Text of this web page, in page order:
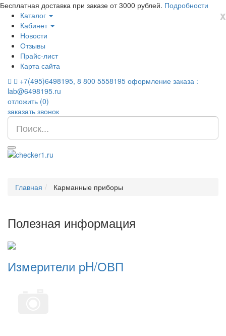
Бесплатная доставка при заказе от 3000 рублей. Подробности
x
Каталог
Кабинет
Новости
Отзывы
Прайс-лист
Карта сайта
+7(495)6498195, 8 800 5558195 оформление заказа :
lab@6498195.ru
отложить (0)
заказать звонок
Главная Карманные приборы
Полезная информация
Измерители pH/ОВП